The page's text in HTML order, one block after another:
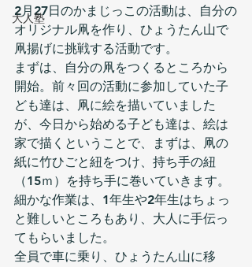
大人塾
2月27日のかまじっこの活動は、自分の
オリジナル凧を作り、ひょうたん山で
凧揚げに挑戦する活動です。
まずは、自分の凧をつくるところから
開始。前々回の活動に参加していた子
ども達は、凧に絵を描いていました
が、今日から始める子ども達は、絵は
家で描くということで、まずは、凧の
紙に竹ひごと紐をつけ、持ち手の紐
（15ｍ）を持ち手に巻いていきます。
細かな作業は、1年生や2年生はちょっ
と難しいところもあり、大人に手伝っ
てもらいました。
全員で車に乗り、ひょうたん山に移